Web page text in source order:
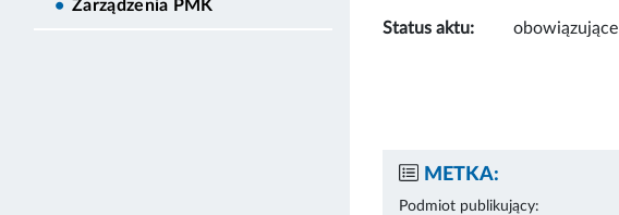
Zarządzenia PMK
Status aktu: obowiązujące
METKA:
Podmiot publikujący: